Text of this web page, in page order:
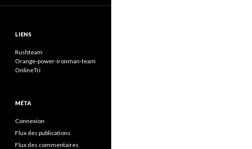
LIENS
Rushteam
Orange-power-ironman-team
OnlineTri
MÉTA
Connexion
Flux des publications
Flux des commentaires